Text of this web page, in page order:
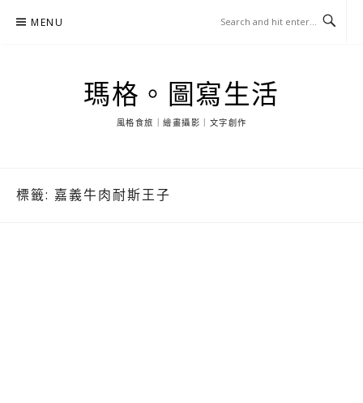
MENU
瑪格。圖寫生活
風格食旅｜繪畫攝影｜文字創作
標籤: 嘉義牛肉耐斯王子